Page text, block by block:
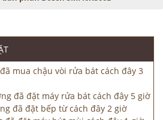
mua chậu vòi rửa bát cách đây 3
đã đặt máy rửa bát cách đây 5 giờ
đã đặt bếp từ cách đây 2 giờ